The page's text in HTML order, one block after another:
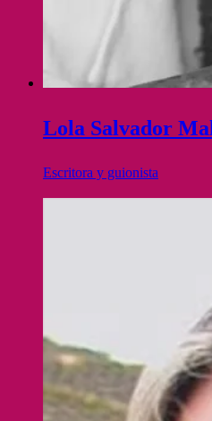
Lola Salvador
Escritora y guionista